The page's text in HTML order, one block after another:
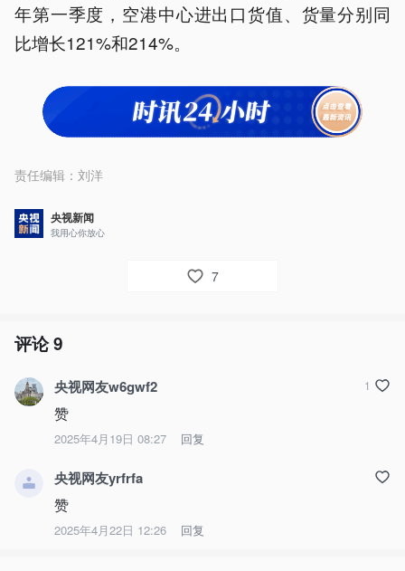
年第一季度，空港中心进出口货值、货量分别同
比增长121%和214%。
责任编辑： 刘洋
央视新闻
我用心你放心
7
评论9
央视网友w6gwf2
赞
2025年4月19日 08:27 回复
1
央视网友yrfrfa
赞
2025年4月22日 12:26 回复